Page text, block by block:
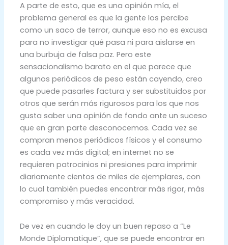
A parte de esto, que es una opinión mía, el
problema general es que la gente los percibe
como un saco de terror, aunque eso no es excusa
para no investigar qué pasa ni para aislarse en
una burbuja de falsa paz. Pero este
sensacionalismo barato en el que parece que
algunos periódicos de peso están cayendo, creo
que puede pasarles factura y ser substituidos por
otros que serán más rigurosos para los que nos
gusta saber una opinión de fondo ante un suceso
que en gran parte desconocemos. Cada vez se
compran menos periódicos físicos y el consumo
es cada vez más digital; en internet no se
requieren patrocinios ni presiones para imprimir
diariamente cientos de miles de ejemplares, con
lo cual también puedes encontrar más rigor, más
compromiso y más veracidad.
De vez en cuando le doy un buen repaso a “Le
Monde Diplomatique”, que se puede encontrar en